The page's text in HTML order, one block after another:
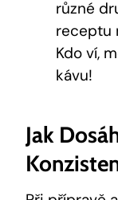
různé
receptu
Kdo ví,
kávu!
Jak